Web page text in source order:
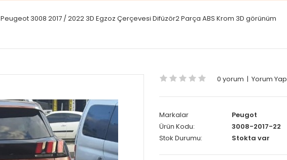
Peugeot 3008 2017 / 2022 3D Egzoz Çerçevesi Difüzör2 Parça ABS Krom 3D görünüm
0 yorum |Yorum Yap
Markalar
Peugot
Ürün Kodu:
3008-2017-22
Stok Durumu:
Stokta var